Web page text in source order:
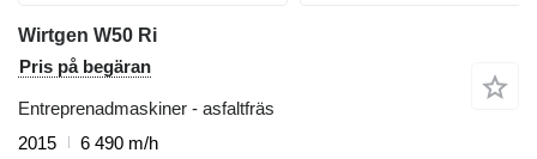
Wirtgen W50 Ri
Pris på begäran
Entreprenadmaskiner - asfaltfräs
2015
6 490 m/h